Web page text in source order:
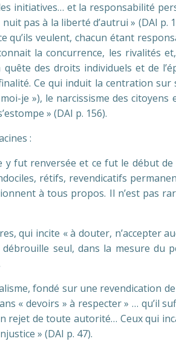
initiatives… et la responsabilité
pas à la liberté d’autrui » (DAI p.
veulent, chacun étant
la concurrence, les rivalités
des droits individuels et de
Ce qui induit la centration sur
je »), le narcissisme des
» (DAI p. 156).
:
fut renversée et ce fut le début
rétifs, revendicatifs
à tous propos. Il n’est pas
qui incite « à douter, n’accepter
seul, dans la mesure du
fondé sur une revendication
« devoirs » à respecter » … qu’il
rejet de toute autorité… Ceux qui
» (DAI p. 47).